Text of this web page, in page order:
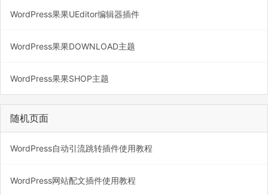
WordPress果果UEditor编辑器插件
WordPress果果DOWNLOAD主题
WordPress果果SHOP主题
随机页面
WordPress自动引流跳转插件使用教程
WordPress网站配文插件使用教程